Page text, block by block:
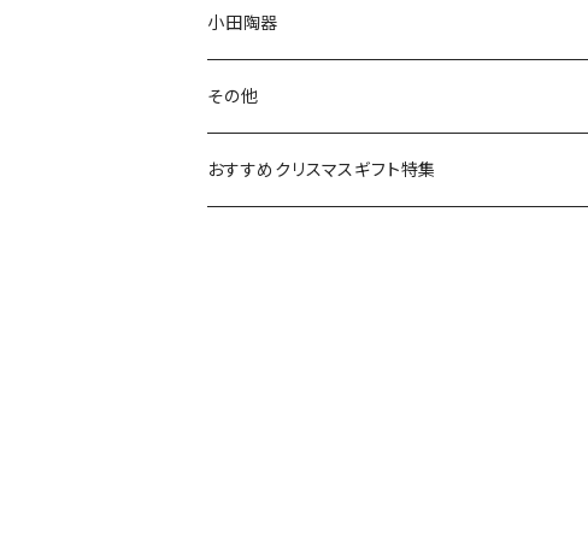
ボウル
ガラスウェア
カトラリー
リトルミイの日記念アイテム
スヌーピー
ピーターラビット
ポケットモンスター
LISA LARSON(リサラーソン)
LAURA ASHLEY(ローラ アシュレイ)
Finlayson(フィンレイソン)
ねこ企画
Cecera(セセラ)
CELEC(セレック)
小田陶器
さざなみ
吉祥
その他
リサイクル食器
おすすめクリスマスギフト特集